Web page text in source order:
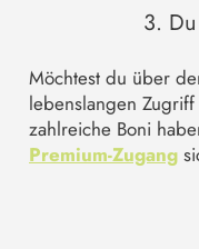
3.
Möchtest du über
lebenslangen
zahlreiche Boni
Premium-Zugang